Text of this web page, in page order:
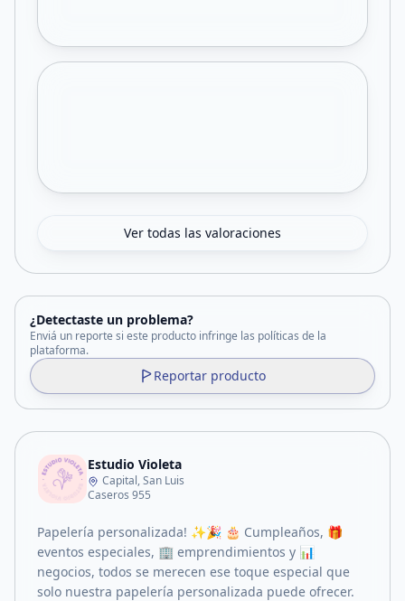
Ver todas las valoraciones
¿Detectaste un problema?
Enviá un reporte si este producto infringe las políticas de la
plataforma.
Reportar producto
Estudio Violeta
Capital, San Luis
Caseros 955
Papelería personalizada! ✨🎉 🎂 Cumpleaños, 🎁
eventos especiales, 🏢 emprendimientos y 📊
negocios, todos se merecen ese toque especial que
solo nuestra papelería personalizada puede ofrecer.